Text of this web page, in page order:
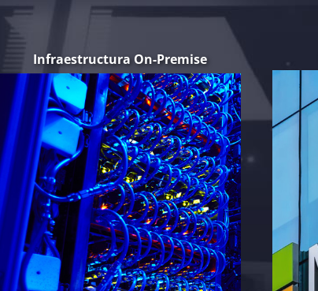
Infraestructura On-Premise